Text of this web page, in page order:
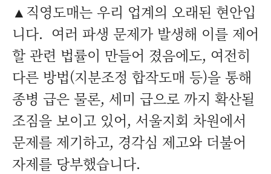
▲직영도매는 우리 업계의 오래된 현안입
니다. 여러 파생 문제가 발생해 이를 제어
할 관련 법률이 만들어 졌음에도, 여전히
다른 방법(지분조정 합작도매 등)을 통해
종병 급은 물론, 세미 급으로 까지 확산될
조짐을 보이고 있어, 서울지회 차원에서
문제를 제기하고, 경각심 제고와 더불어
자제를 당부했습니다.